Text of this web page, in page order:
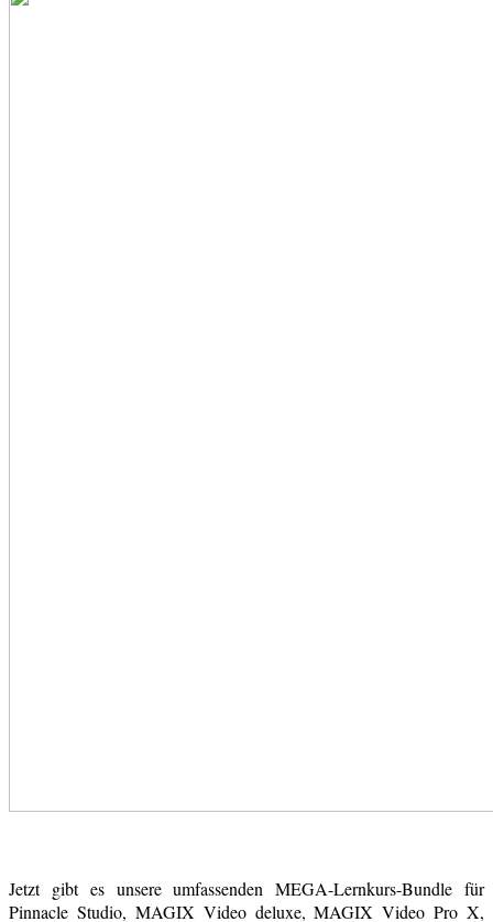
Jetzt gibt es unsere umfassenden MEGA-Lernkurs-Bundle für
Pinnacle Studio, MAGIX Video deluxe, MAGIX Video Pro X,